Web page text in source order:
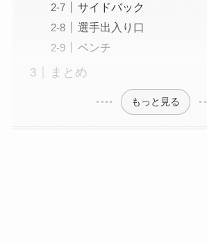
サイドバック
選手出入り口
ベンチ
まとめ
もっと見る